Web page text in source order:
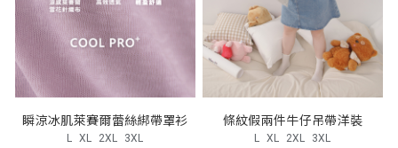
瞬涼冰肌萊賽爾蕾絲綁帶罩衫
L XL 2XL 3XL
條紋假兩件牛仔吊帶洋裝
L XL 2XL 3XL